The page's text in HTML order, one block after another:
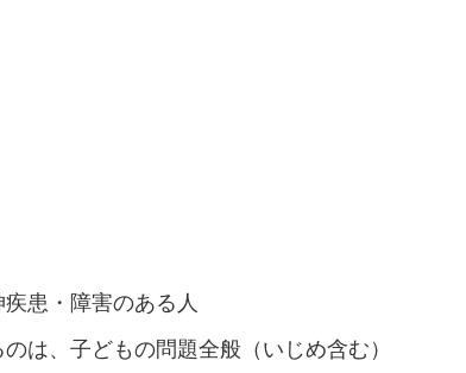
患・障害のある人
は、子どもの問題全般（いじめ含む）